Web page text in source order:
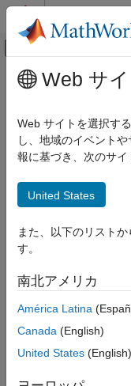
コンテンツへスキップ
オフキャ
ドキュメンテーションのホ
Simscape Electrical
Electrical ブロック ライブラ
カテゴリ
コシミュレーション​
SPICE Passives
SPICE Sources
メインコンテンツ
コシミュレ
SPICE ソフトウェ
SPICE ツールを使
Simscape ブ
SIMetrix
Web サ
Web サイトを選択す
し、地域のイベント
報に基づき、次のサ
United States
また、以下のリスト
す。
南北アメリカ
América Latina
Canada (English)
United States (English)